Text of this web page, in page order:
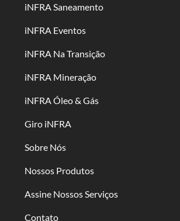
iNFRA Saneamento
iNFRA Eventos
iNFRA Na Transição
iNFRA Mineração
iNFRA Óleo & Gás
Giro iNFRA
Sobre Nós
Nossos Produtos
Assine Nossos Serviços
Contato